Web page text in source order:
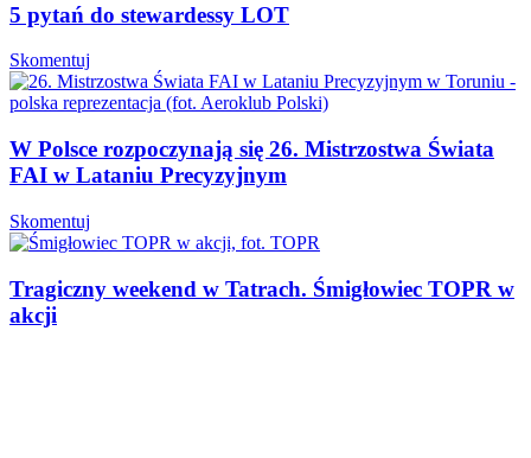
5 pytań do stewardessy LOT
Skomentuj
W Polsce rozpoczynają się 26. Mistrzostwa Świata
FAI w Lataniu Precyzyjnym
Skomentuj
Tragiczny weekend w Tatrach. Śmigłowiec TOPR w
akcji